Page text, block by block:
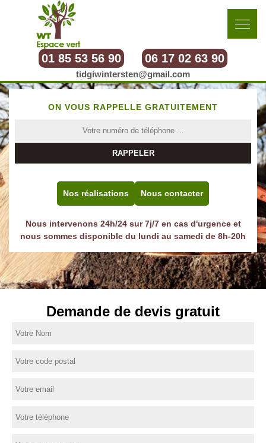
01 85 53 56 90 06 17 02 63 90
tidgiwintersten@gmail.com
ON VOUS RAPPELLE GRATUITEMENT
Nos réalisations Nous contacter
Nous intervenons 24h/24 sur 7j/7 en cas d'urgence et
nous sommes disponible du lundi au samedi de 8h-20h
Demande de devis gratuit